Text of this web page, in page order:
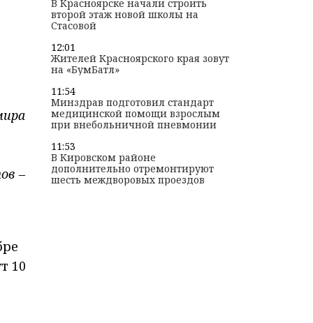
–
10
В Красноярске начали строить
второй этаж новой школы на
Стасовой
12:01
Жителей Красноярского края зовут
на «БумБатл»
11:54
Минздрав подготовил стандарт
медицинской помощи взрослым
при внебольничной пневмонии
11:53
В Кировском районе
дополнительно отремонтируют
шесть междворовых проездов